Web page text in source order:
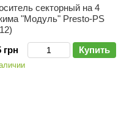
секторный на 4
"Модуль" Presto-PS
грн
Купить